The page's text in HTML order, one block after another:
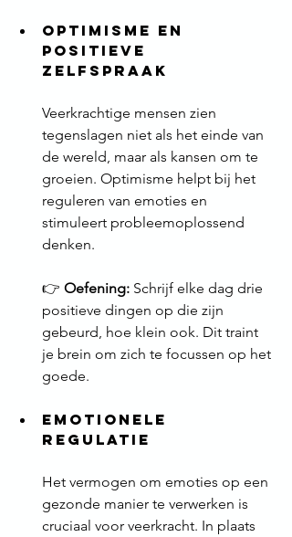
Optimisme en
Positieve
Zelfspraak
Veerkrachtige mensen zien
tegenslagen niet als het einde van
de wereld, maar als kansen om te
groeien. Optimisme helpt bij het
reguleren van emoties en
stimuleert probleemoplossend
denken.
👉 Oefening: Schrijf elke dag drie
positieve dingen op die zijn
gebeurd, hoe klein ook. Dit traint
je brein om zich te focussen op het
goede.
Emotionele
Regulatie
Het vermogen om emoties op een
gezonde manier te verwerken is
cruciaal voor veerkracht. In plaats